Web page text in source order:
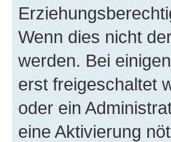
Wenn dies nicht
werden. Bei
erst freigeschaltet
oder ein
eine Aktivierung